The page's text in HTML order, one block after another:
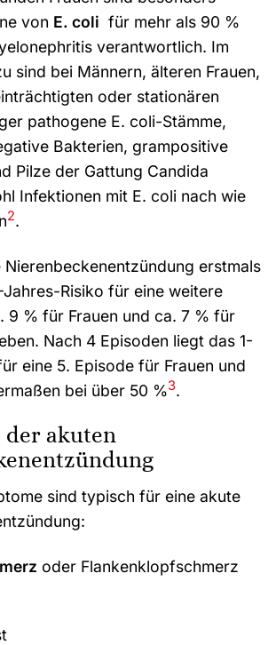
von E. coli für mehr als 90 %
verantwortlich. Im
sind bei Männern, älteren Frauen,
oder stationären
pathogene E. coli-Stämme,
Bakterien, grampositive
Pilze der Gattung Candida
Infektionen mit E. coli nach wie
2.
Nierenbeckenentzündung erstmals
Risiko für eine weitere
9 % für Frauen und ca. 7 % für
Nach 4 Episoden liegt das 1-
eine 5. Episode für Frauen und
bei über 50 %3.
der akuten
sind typisch für eine akute
oder Flankenklopfschmerz